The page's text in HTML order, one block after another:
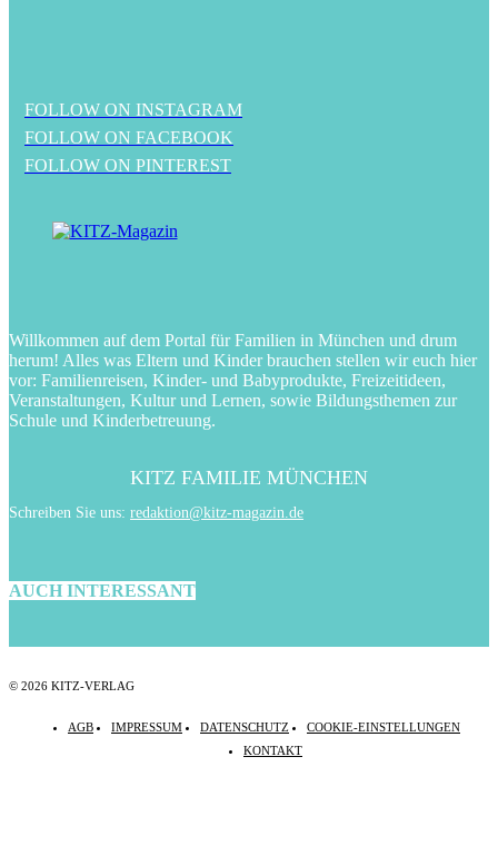
FOLLOW ON INSTAGRAM
FOLLOW ON FACEBOOK
FOLLOW ON PINTEREST
Willkommen auf dem Portal für Familien in München und drum
herum! Alles was Eltern und Kinder brauchen stellen wir euch hier
vor: Familienreisen, Kinder- und Babyprodukte, Freizeitideen,
Veranstaltungen, Kultur und Lernen, sowie Bildungsthemen zur
Schule und Kinderbetreuung.
KITZ FAMILIE MÜNCHEN
Schreiben Sie uns: redaktion@kitz-magazin.de
AUCH INTERESSANT
© 2026 KITZ-VERLAG
AGB IMPRESSUM DATENSCHUTZ
COOKIE-EINSTELLUNGEN
KONTAKT